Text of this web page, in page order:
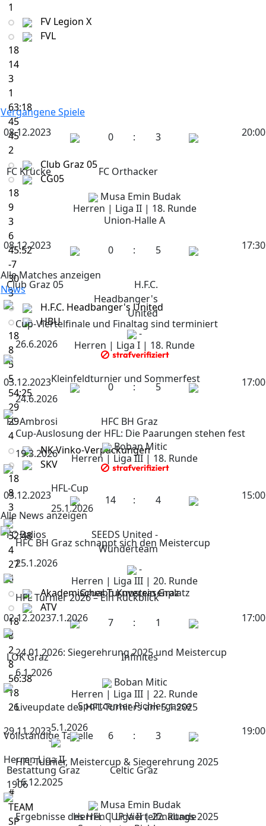
1
FV Legion X
FVL
18
14
3
1
63:18
45
45
2
Club Graz 05
CG05
18
9
3
6
45:52
-7
30
3
H.F.C. Headbanger's United
HBU
18
8
5
5
54:25
29
29
4
NK Vinko-Verpackungen
SKV
18
8
3
7
52:48
4
27
5
Akademischer Turnverein Graz
ATV
18
8
2
8
56:38
18
26
Vollständige Tabelle
Herren Liga II
#
TEAM
SP
Vergangene Spiele
08.12.2023
20:00
0 : 3
FC Krücke
FC Orthacker
Musa Emin Budak
Herren | Liga II | 18. Runde
Union-Halle A
08.12.2023
17:30
0 : 5
Club Graz 05
H.F.C.
Headbanger's
United
-
Herren | Liga I | 18. Runde
03.12.2023 17:00
0 : 5
FC Ambrosi
HFC BH Graz
Boban Mitic
Herren | Liga III | 18. Runde
03.12.2023 15:00
14 : 4
FC Balios
SEEDS United -
Wunderteam
-
Herren | Liga III | 20. Runde
Gruabn Kunstrasenplatz
02.12.2023
17:00
7 : 1
LOK Graz
Infinites
Boban Mitic
Herren | Liga III | 22. Runde
Sportcenter Pichlergasse
29.11.2023
19:00
6 : 3
Bestattung Graz
1906
Celtic Graz
Musa Emin Budak
Herren | Liga II | 22. Runde
Alle Matches anzeigen
News
Cup-Viertelfinale und Finaltag sind terminiert
26.6.2026
Kleinfeldturnier und Sommerfest
24.6.2026
Cup-Auslosung der HFL: Die Paarungen stehen fest
19.3.2026
HFL-Cup
25.1.2026
HFC BH Graz schnappt sich den Meistercup
25.1.2026
HFL Turnier 2026 – Ein Rückblick
7.1.2026
24.01.2026: Siegerehrung 2025 und Meistercup
6.1.2026
Liveupdate des HFL-Turniers am 5.1.2025
5.1.2026
HFL-Turnier, Meistercup & Siegerehrung 2025
16.12.2025
Ergebnisse des HFL CUP Viertelfinaltags 2025
Alle News anzeigen